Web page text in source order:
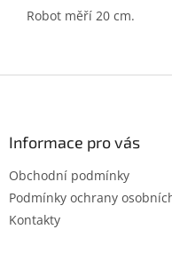
Robot měří 20 cm.
Informace pro vás
Obchodní podmínky
Podmínky ochrany
Kontakty